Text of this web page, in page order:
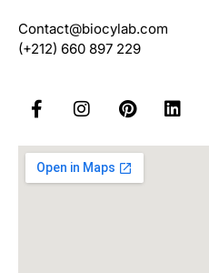
Contact@biocylab.com
(+212) 660 897 229